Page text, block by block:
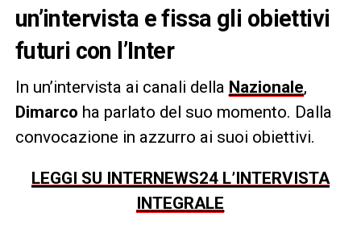
un’intervista e fissa gli obiettivi
futuri con l’Inter
In un’intervista ai canali della Nazionale,
Dimarco ha parlato del suo momento. Dalla
convocazione in azzurro ai suoi obiettivi.
LEGGI SU INTERNEWS24 L’INTERVISTA
INTEGRALE